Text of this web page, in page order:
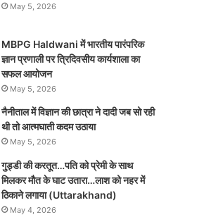
May 5, 2026
MBPG Haldwani में भारतीय पारंपरिक
ज्ञान प्रणाली पर त्रिदिवसीय कार्यशाला का
सफल आयोजन
May 5, 2026
नैनीताल में विज्ञान की छात्रा ने दादी जब सो रही
थी तो आत्मघाती कदम उठाया
May 5, 2026
गुड्डी की करतूत…पति को प्रेमी के साथ
मिलकर मौत के घाट उतारा…लाश को नहर में
ठिकाने लगाया (Uttarakhand)
May 4, 2026